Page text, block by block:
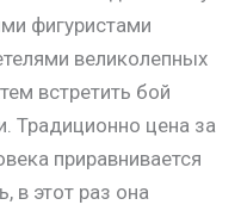
фигуристами
великолепных
встретить бой
Традиционно цена за
приравнивается
в этот раз она